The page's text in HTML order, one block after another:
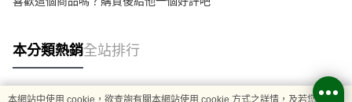
本分類熱銷全站排行
本網站中使用 cookie，欲查詢有關本網站使用 cookie 方式之詳情，及若您不希